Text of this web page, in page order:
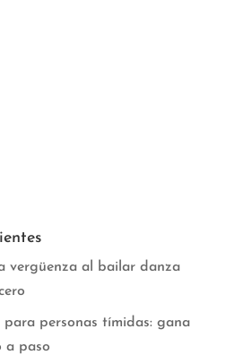
vergüenza al bailar danza
para personas tímidas: gana
a paso